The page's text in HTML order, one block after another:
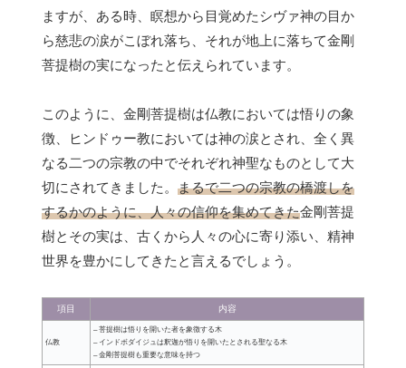
ますが、ある時、瞑想から目覚めたシヴァ神の目か
ら慈悲の涙がこぼれ落ち、それが地上に落ちて金剛
菩提樹の実になったと伝えられています。
このように、金剛菩提樹は仏教においては悟りの象
徴、ヒンドゥー教においては神の涙とされ、全く異
なる二つの宗教の中でそれぞれ神聖なものとして大
切にされてきました。 まるで二つの宗教の橋渡しを
するかのように、人々の信仰を集めてきた金剛菩提
樹とその実は、古くから人々の心に寄り添い、精神
世界を豊かにしてきたと言えるでしょう。
項目 内容
仏教
– 菩提樹は悟りを開いた者を象徴する木
– インドボダイジュは釈迦が悟りを開いたとされる聖なる木
– 金剛菩提樹も重要な意味を持つ